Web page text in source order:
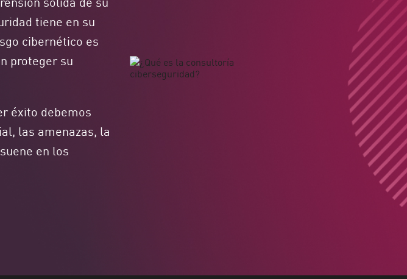
tiene en su
cibernético es
proteger su
éxito debemos
las amenazas, la
en los